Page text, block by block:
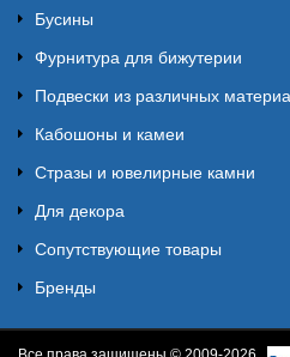
Бусины
Фурнитура для бижутерии
Подвески из различных
Кабошоны и камеи
Стразы и ювелирные камни
Для декора
Сопутствующие товары
Бренды